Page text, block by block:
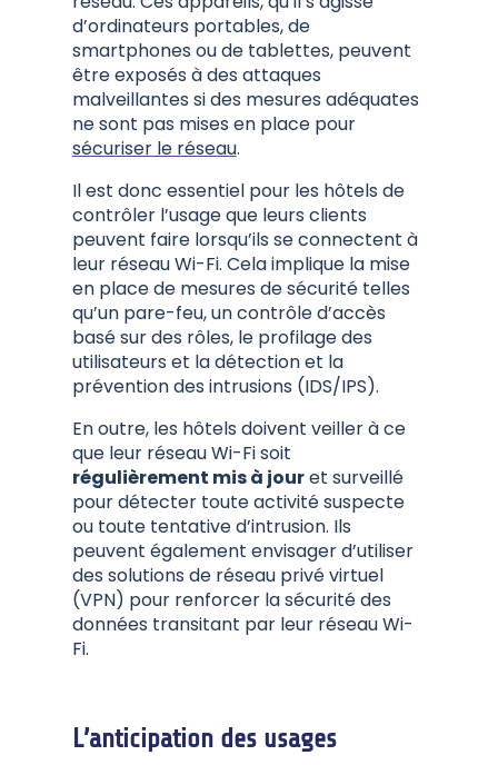
d’ordinateurs portables, de
smartphones ou de tablettes, peuvent
être exposés à des attaques
malveillantes si des mesures adéquates
ne sont pas mises en place pour
sécuriser le réseau.
Il est donc essentiel pour les hôtels de
contrôler l’usage que leurs clients
peuvent faire lorsqu’ils se connectent à
leur réseau Wi-Fi. Cela implique la mise
en place de mesures de sécurité telles
qu’un pare-feu, un contrôle d’accès
basé sur des rôles, le profilage des
utilisateurs et la détection et la
prévention des intrusions (IDS/IPS).
En outre, les hôtels doivent veiller à ce
que leur réseau Wi-Fi soit
régulièrement mis à jouret surveillé
pour détecter toute activité suspecte
ou toute tentative d’intrusion. Ils
peuvent également envisager d’utiliser
des solutions de réseau privé virtuel
(VPN) pour renforcer la sécurité des
données transitant par leur réseau Wi-
Fi.
L’anticipation des usages